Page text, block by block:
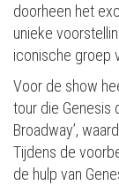
doorheen het
unieke
iconische groep
Voor de show
tour die Genesis
Broadway’,
Tijdens de
de hulp van